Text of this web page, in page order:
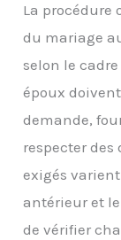
La procédure
du mariage
selon le
époux
demande,
respecter des
exigés
antérieur et
de vérifier